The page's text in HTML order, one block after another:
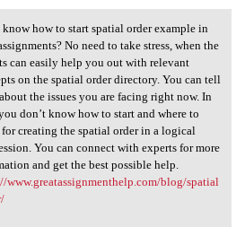
how to start
know how to start spatial order example in
No need to take stress, when the
can easily help you out with relevant
on the spatial order directory. You can tell
the issues you are facing right now. In
don’t know how to start and where to
creating the spatial order in a logical
You can connect with experts for more
and get the best possible help.
www.greatassignmenthelp.com/blog/spatial